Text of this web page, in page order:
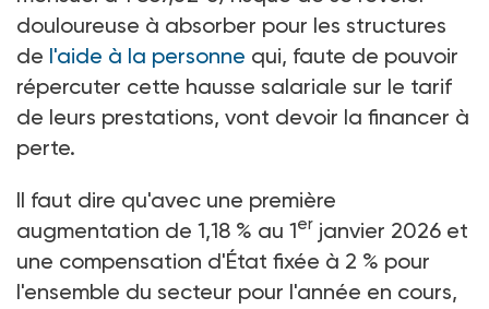
douloureuse à absorber pour les structures
de l'aide à la personne qui, faute de pouvoir
répercuter cette hausse salariale sur le tarif
de leurs prestations, vont devoir la financer à
perte.
Il faut dire qu'avec une première
augmentation de 1,18 % au 1er janvier 2026 et
une compensation d'État fixée à 2 % pour
l'ensemble du secteur pour l'année en cours,